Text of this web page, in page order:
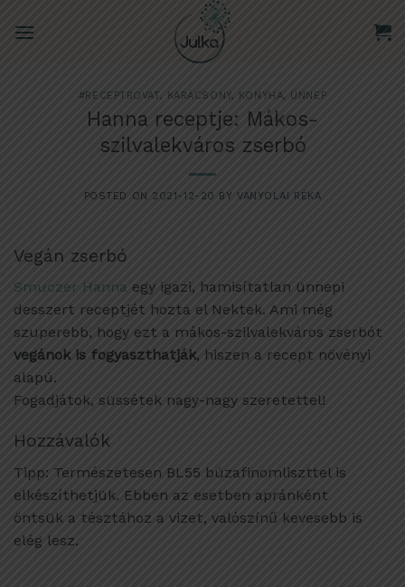
#RECEPTROVAT, KARÁCSONY, KONYHA, ÜNNEP
Hanna receptje: Mákos-
szilvalekváros zserbó
POSTED ON 2021-12-20 BYVANYOLAI RÉKA
Vegán zserbó
Smuczer Hanna egy igazi, hamisítatlan ünnepi
desszert receptjét hozta el Nektek. Ami még
szuperebb, hogy ezt a mákos-szilvalekváros zserbót
vegánok is fogyaszthatják, hiszen a recept növényi
alapú.
Fogadjátok, süssétek nagy-nagy szeretettel!
Hozzávalók
Tipp: Természetesen BL55 búzafinomliszttel is
elkészíthetjük. Ebben az esetben apránként
öntsük a tésztához a vizet, valószínű kevesebb is
elég lesz.